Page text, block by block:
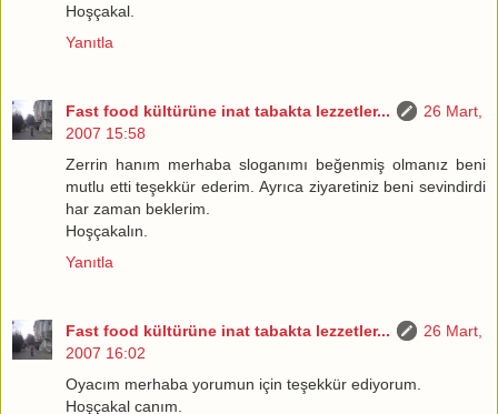
Hoşçakal.
Yanıtla
Fast food kültürüne inat tabakta lezzetler...
26 Mart,
2007 15:58
Zerrin hanım merhaba sloganımı beğenmiş olmanız beni
mutlu etti teşekkür ederim. Ayrıca ziyaretiniz beni sevindirdi
har zaman beklerim.
Hoşçakalın.
Yanıtla
Fast food kültürüne inat tabakta lezzetler...
26 Mart,
2007 16:02
Oyacım merhaba yorumun için teşekkür ediyorum.
Hoşçakal canım.